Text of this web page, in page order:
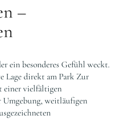
–
ein besonderes Gefühl weckt.
Lage direkt am Park Zur
einer vielfältigen
weitläufigen